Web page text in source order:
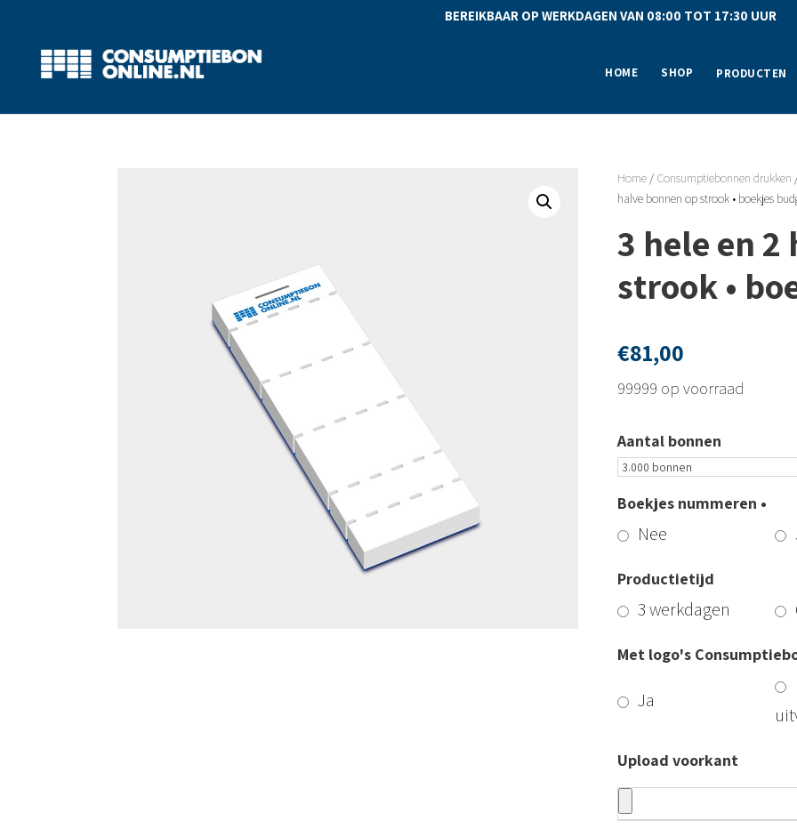
BEREIKBAAR OP WERKDAGEN VAN 08:00 TOT 17:30 UUR
HOME SHOP PRODUCTEN
Home/ Consumptiebonnen drukken
halve bonnen op strook • boekjes
3 hele en
strook •
€81,00
99999 op voorraad
Aantal bonnen
Boekjes nummeren •
Nee
Productietijd
3 werkdagen
Met logo's
Ja
Upload voorkant